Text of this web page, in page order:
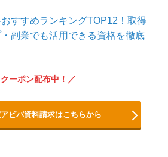
すすめランキングTOP12！取得
副業でも活用できる資格を徹底
クーポン配布中！
ビバ資料請求はこちらから